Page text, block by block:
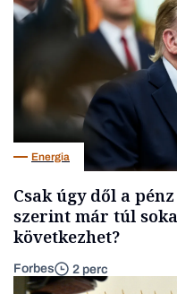
Energia
Csak úgy dől a
szerint már túl
következhet?
Forbes 2 perc